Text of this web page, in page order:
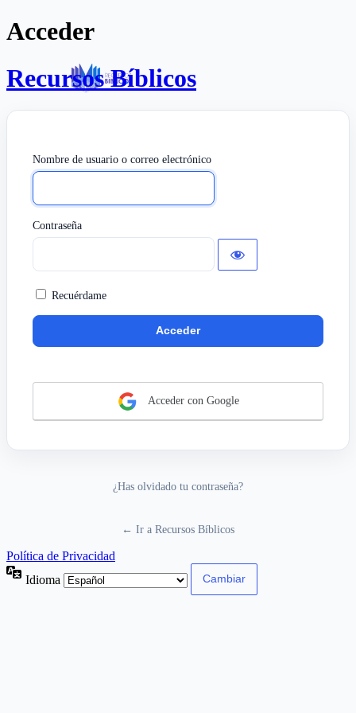
Acceder
Recursos Bíblicos
Nombre de usuario o correo electrónico
Contraseña
Recuérdame
Acceder con Google
¿Has olvidado tu contraseña?
← Ir a Recursos Bíblicos
Política de Privacidad
Idioma